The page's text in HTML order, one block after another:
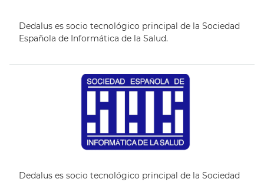
Dedalus es socio tecnológico principal de la Sociedad
Española de Informática de la Salud.
Dedalus es socio tecnológico principal de la Sociedad